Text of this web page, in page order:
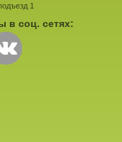
1
в соц. сетях: